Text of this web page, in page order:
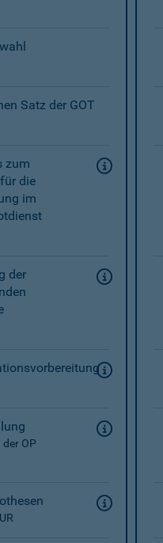
Satz der GOT
zum
die
im
der
OP